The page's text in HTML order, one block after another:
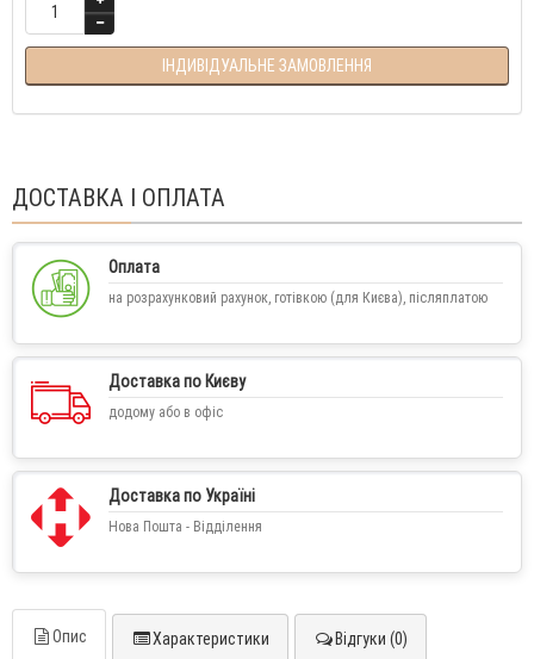
ІНДИВІДУАЛЬНЕ ЗАМОВЛЕННЯ
ДОСТАВКА І ОПЛАТА
Оплата
на розрахунковий рахунок, готівкою (для Києва), післяплатою
Доставка по Києву
додому або в офіс
Доставка по Україні
Нова Пошта - Відділення
Опис Характеристики Відгуки (0)